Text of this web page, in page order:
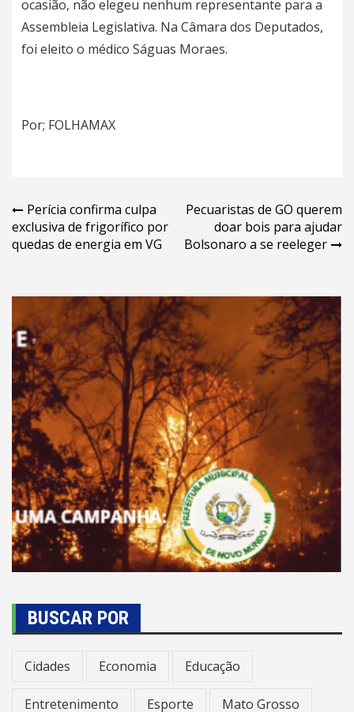
ocasião, não elegeu nenhum representante para a
Assembleia Legislativa. Na Câmara dos Deputados,
foi eleito o médico Ságuas Moraes.
Por; FOLHAMAX
Navegação
de
Perícia confirma culpa
exclusiva de frigorífico por
quedas de energia em VG
Pecuaristas de GO querem
doar bois para ajudar
Bolsonaro a se reeleger
BUSCAR POR
Cidades Economia Educação
Entretenimento Esporte Mato Grosso